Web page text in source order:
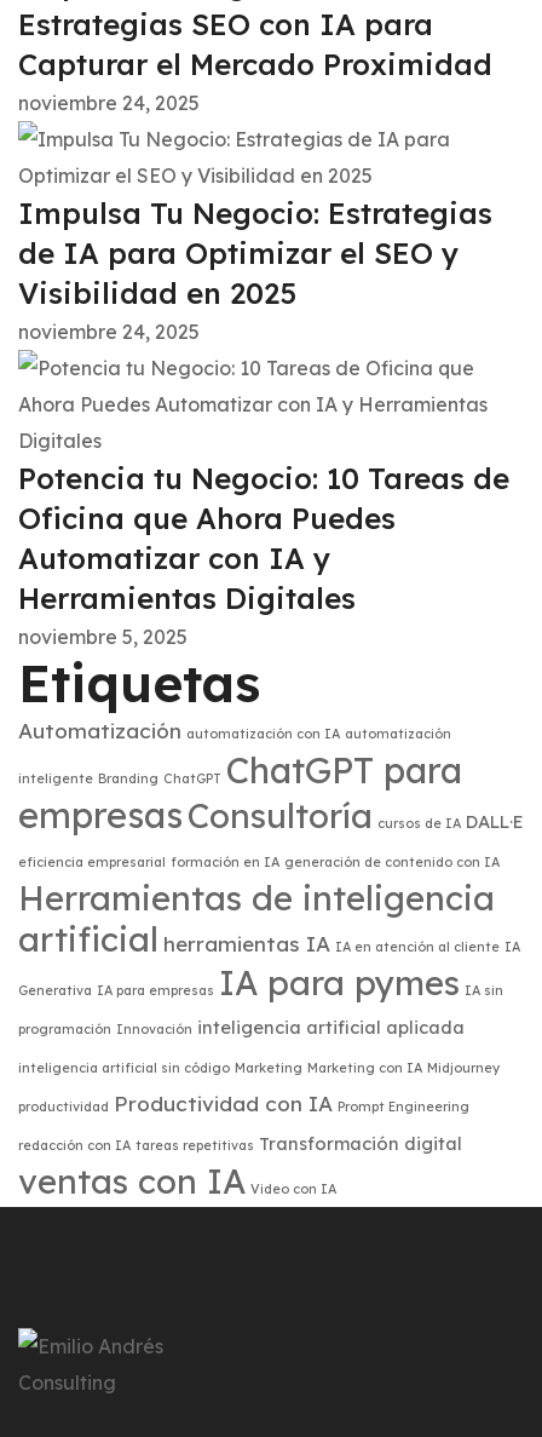
Estrategias SEO con IA para
Capturar el Mercado Proximidad
noviembre 24, 2025
Impulsa Tu Negocio: Estrategias
de IA para Optimizar el SEO y
Visibilidad en 2025
noviembre 24, 2025
Potencia tu Negocio: 10 Tareas de
Oficina que Ahora Puedes
Automatizar con IA y
Herramientas Digitales
noviembre 5, 2025
Etiquetas
Automatización automatización con IA automatización
inteligente Branding ChatGPT ChatGPT para
empresasConsultoría cursos de IA DALL·E
eficiencia empresarial formación en IA generación de contenido con IA
Herramientas de inteligencia
artificial herramientas IA IA en atención al cliente IA
Generativa IA para empresas IA para pymes IA sin
programación Innovación inteligencia artificial aplicada
inteligencia artificial sin código Marketing Marketing con IA Midjourney
productividad Productividad con IA Prompt Engineering
redacción con IA tareas repetitivas Transformación digital
ventas con IA Video con IA